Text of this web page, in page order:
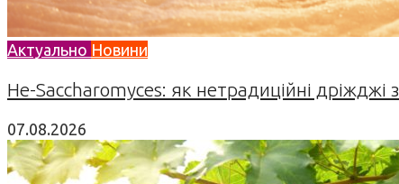
Актуально Новини
Не-Saccharomyces: як нетрадиційні дріжджі
07.08.2026